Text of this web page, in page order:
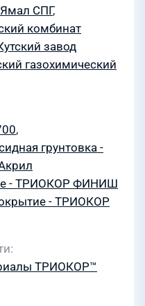
Ямал СПГ,
комбинат
завод
газохимический
,
грунтовка -
- ТРИОКОР ФИНИШ
- ТРИОКОР
ТРИОКОР™